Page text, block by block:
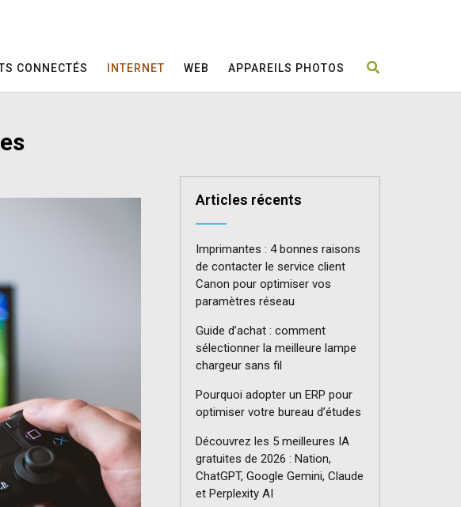
CONNECTÉS INTERNET WEB APPAREILS PHOTOS
Articles récents
Imprimantes : 4 bonnes raisons
de contacter le service client
Canon pour optimiser vos
paramètres réseau
Guide d’achat : comment
sélectionner la meilleure lampe
chargeur sans fil
Pourquoi adopter un ERP pour
optimiser votre bureau d’études
Découvrez les 5 meilleures IA
gratuites de 2026 : Nation,
ChatGPT, Google Gemini, Claude
et Perplexity AI